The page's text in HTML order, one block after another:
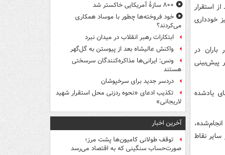
استقرار
خودداری
نیز وقوع رگبار باران در
پیش‌بینی
یادشده
نقاط
۸۰۰ سازۀ آمریکایی خاکستر شد
خود فروخته‌ها چطور با موساد همکاری
می‌کردند؟
ابتکارات رهبر انقلاب در میدان نبرد
واکنش عالیشاه بعد از پیوستن به گل‌گهر
ونس: ایرانی‌ها مذاکره‌کنندگان سرسختی
هستند
دردسر جدید برای سرخپوشان
تکذیب ادعای «نحوه ردزنی محل استقرار شهید
لاریجانی»
آخرین اخبار
توقف طولانی کامیون‌ها پشت مرز؛
صورت‌حساب سنگینی که به اقتصاد می‌رسد